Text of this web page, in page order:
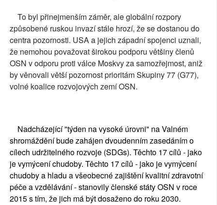
To byl přinejmenším záměr, ale globální rozpory
způsobené ruskou invazí stále hrozí, že se dostanou do
centra pozornosti. USA a jejich západní spojenci uznali,
že nemohou považovat širokou podporu většiny členů
OSN v odporu proti válce Moskvy za samozřejmost, aniž
by věnovali větší pozornost prioritám Skupiny 77 (G77),
volné koalice rozvojových zemí OSN.
Nadcházející "týden na vysoké úrovni" na Valném
shromáždění bude zahájen dvoudenním zasedáním o
cílech udržitelného rozvoje (SDGs). Těchto 17 cílů - jako
je vymýcení chudoby. Těchto 17 cílů - jako je vymýcení
chudoby a hladu a všeobecné zajištění kvalitní zdravotní
péče a vzdělávání - stanovily členské státy OSN v roce
2015 s tím, že jich má být dosaženo do roku 2030.